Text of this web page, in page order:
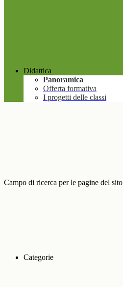
Didattica
Panoramica
Offerta formativa
I progetti delle classi
Campo di ricerca per le pagine del sito
Categorie